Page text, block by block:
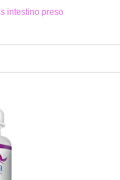
intestino preso